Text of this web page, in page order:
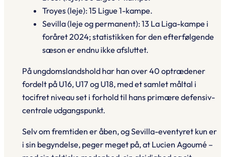
Troyes (leje): 15 Ligue 1-kampe.
Sevilla (leje og permanent): 13 La Liga-kampe i
foråret 2024; statistikken for den efterfølgende
sæson er endnu ikke afsluttet.
På ungdomslandshold har han over 40 optrædener
fordelt på U16, U17 og U18, med et samlet måltal i
tocifret niveau set i forhold til hans primære defensiv-
centrale udgangspunkt.
Selv om fremtiden er åben, og Sevilla-eventyret kun er
i sin begyndelse, peger meget på, at Lucien Agoumé –